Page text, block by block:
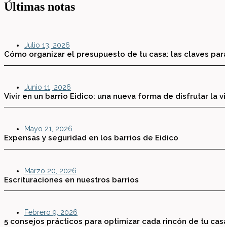
Últimas notas
Julio 13, 2026
Cómo organizar el presupuesto de tu casa: las claves
Junio 11, 2026
Vivir en un barrio Eidico: una nueva forma de disfrutar la
Mayo 21, 2026
Expensas y seguridad en los barrios de Eidico
Marzo 20, 2026
Escrituraciones en nuestros barrios
Febrero 9, 2026
5 consejos prácticos para optimizar cada rincón de tu